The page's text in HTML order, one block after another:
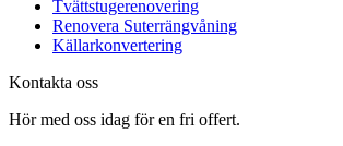
Tvättstugerenovering
Renovera Suterrängvåning
Källarkonvertering
Kontakta oss
Hör med oss idag för en fri offert.